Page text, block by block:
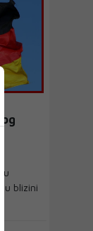
u
u blizini